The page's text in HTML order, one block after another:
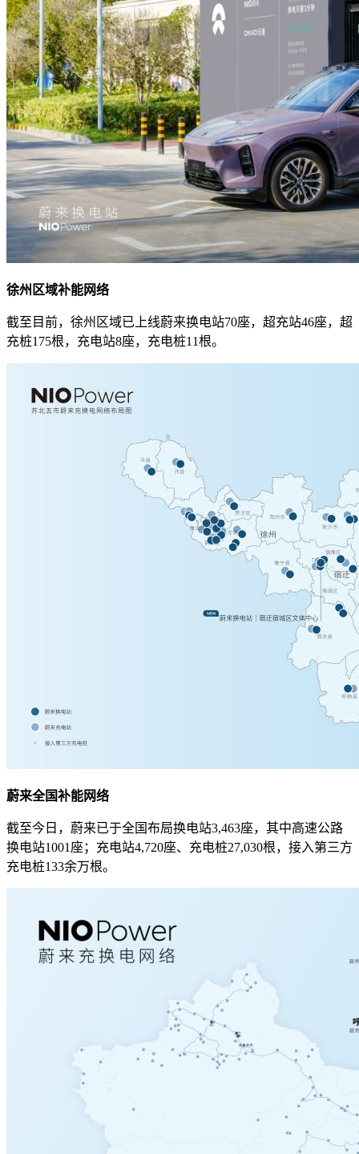
徐州区域补能网络
截至目前，徐州区域已上线蔚来换电站70座，超充站46座，超
充桩175根，充电站8座，充电桩11根。
蔚来全国补能网络
截至今日，蔚来已于全国布局换电站3,463座，其中高速公路
换电站1001座；充电站4,720座、充电桩27,030根，接入第三方
充电桩133余万根。